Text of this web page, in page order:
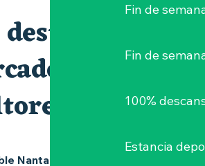
Fin de
Fin de
100%
Estancia
y
de
Nantais